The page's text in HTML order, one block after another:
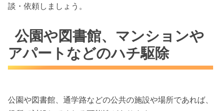
談・依頼しましょう。
公園や図書館、マンションや
アパートなどのハチ駆除
公園や図書館、通学路などの公共の施設や場所であれば、